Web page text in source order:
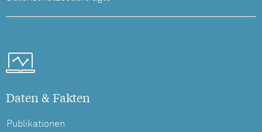
Daten & Fakten
Publikationen